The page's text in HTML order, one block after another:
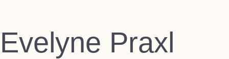
Evelyne Praxl